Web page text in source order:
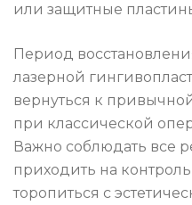
или защитные
Период
лазерной
вернуться к
при классической
Важно соблюдать все
приходить на
торопиться с